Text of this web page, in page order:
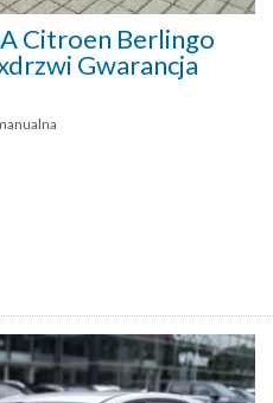
Citroen Berlingo
Gwarancja